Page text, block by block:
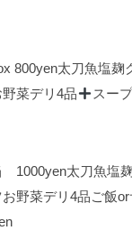
800yen太刀魚塩麹
野菜デリ4品
スー
1000yen太刀魚塩
お野菜デリ4品ご飯